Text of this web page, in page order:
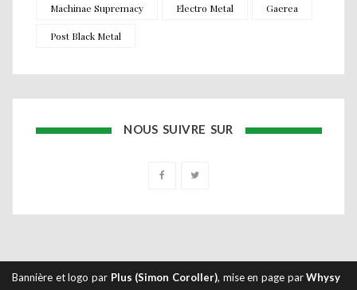
Machinae Supremacy Electro Metal Gaerea
Post Black Metal
NOUS SUIVRE SUR
Bannière et logo par Plus (Simon Coroller), mise en page parWhysy